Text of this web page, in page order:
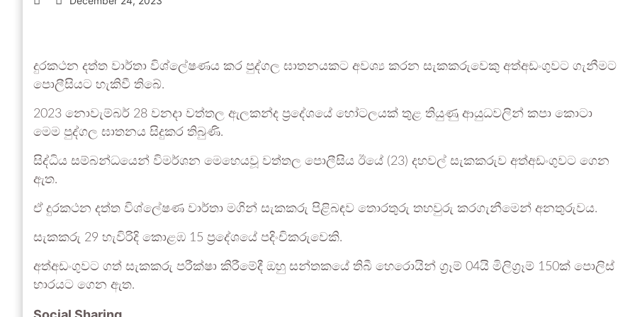
දුරකථන දත්ත වාර්තා විශ්ලේෂණය කර පුද්ගල ඝාතනයකට අවශ්‍ය කරන සැකකරුවෙකු අත්අඩංගුවට ගැනීමට
පොලීසියට හැකිවී තිබේ.
2023 නොවැම්බර් 28 වනදා වත්තල ඇලකන්ද ප්‍රදේශයේ හෝටලයක් තුළ තියුණු ආයුධවලින් කපා කොටා
මෙම පුද්ගල ඝාතනය සිදුකර තිබුණි.
සිද්ධිය සම්බන්ධයෙන් විමර්ශන මෙහෙයවූ වත්තල පොලීසිය ඊයේ (23) දහවල් සැකකරුව අත්අඩංගුවට ගෙන
ඇත.
ඒ දුරකථන දත්ත විශ්ලේෂණ වාර්තා මගින් සැකකරු පිළිබඳව තොරතුරු තහවුරු කරගැනීමෙන් අනතුරුවය.
සැකකරු 29 හැවිරිදි කොළඹ 15 ප්‍රදේශයේ පදිංචිකරුවෙකි.
අත්අඩංගුවට ගත් සැකකරු පරීක්ෂා කිරීමේදී ඔහු සන්තකයේ තිබී හෙරොයින් ග්‍රෑම් 04යි මිලිග්‍රෑම් 150ක් පොලිස්
භාරයට ගෙන ඇත.